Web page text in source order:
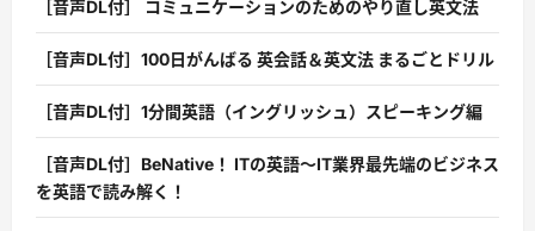
［音声DL付］ コミュニケーションのためのやり直し英文法
［音声DL付］100日がんばる 英会話＆英文法 まるごとドリル
［音声DL付］1分間英語（イングリッシュ）スピーキング編
［音声DL付］BeNative！ ITの英語〜IT業界最先端のビジネス
を英語で読み解く！